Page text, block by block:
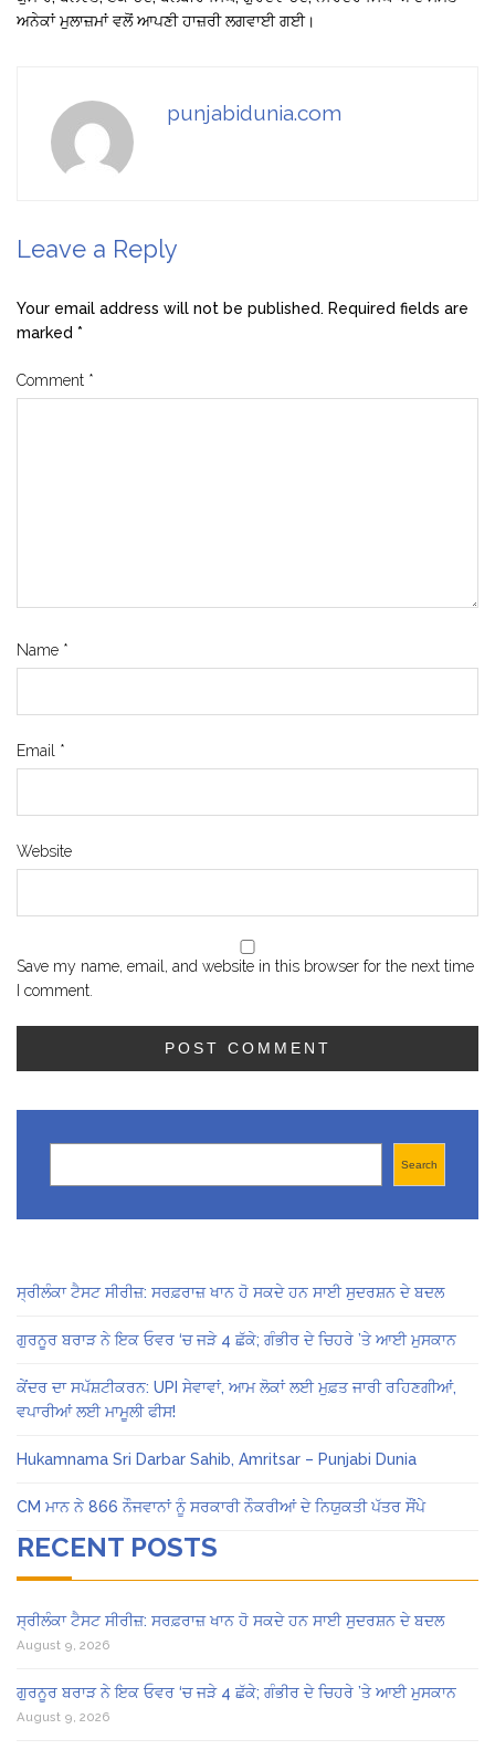
ਅਨੇਕਾਂ ਮੁਲਾਜ਼ਮਾਂ ਵਲੋਂ ਆਪਣੀ ਹਾਜ਼ਰੀ ਲਗਵਾਈ ਗਈ।
punjabidunia.com
Leave a Reply
Your email address will not be published. Required fields are
marked *
Comment *
Name *
Email *
Website
Save my name, email, and website in this browser for the next time
I comment.
Search
ਸ੍ਰੀਲੰਕਾ ਟੈਸਟ ਸੀਰੀਜ਼: ਸਰਫ਼ਰਾਜ਼ ਖਾਨ ਹੋ ਸਕਦੇ ਹਨ ਸਾਈ ਸੁਦਰਸ਼ਨ ਦੇ ਬਦਲ
ਗੁਰਨੂਰ ਬਰਾੜ ਨੇ ਇਕ ਓਵਰ ‘ਚ ਜੜੇ 4 ਛੱਕੇ; ਗੰਭੀਰ ਦੇ ਚਿਹਰੇ ’ਤੇ ਆਈ ਮੁਸਕਾਨ
ਕੇਂਦਰ ਦਾ ਸਪੱਸ਼ਟੀਕਰਨ: UPI ਸੇਵਾਵਾਂ, ਆਮ ਲੋਕਾਂ ਲਈ ਮੁਫ਼ਤ ਜਾਰੀ ਰਹਿਣਗੀਆਂ,
ਵਪਾਰੀਆਂ ਲਈ ਮਾਮੂਲੀ ਫੀਸ!
Hukamnama Sri Darbar Sahib, Amritsar – Punjabi Dunia
CM ਮਾਨ ਨੇ 866 ਨੌਜਵਾਨਾਂ ਨੂੰ ਸਰਕਾਰੀ ਨੌਕਰੀਆਂ ਦੇ ਨਿਯੁਕਤੀ ਪੱਤਰ ਸੌਂਪੇ
RECENT POSTS
ਸ੍ਰੀਲੰਕਾ ਟੈਸਟ ਸੀਰੀਜ਼: ਸਰਫ਼ਰਾਜ਼ ਖਾਨ ਹੋ ਸਕਦੇ ਹਨ ਸਾਈ ਸੁਦਰਸ਼ਨ ਦੇ ਬਦਲ
August 9, 2026
ਗੁਰਨੂਰ ਬਰਾੜ ਨੇ ਇਕ ਓਵਰ ‘ਚ ਜੜੇ 4 ਛੱਕੇ; ਗੰਭੀਰ ਦੇ ਚਿਹਰੇ ’ਤੇ ਆਈ ਮੁਸਕਾਨ
August 9, 2026